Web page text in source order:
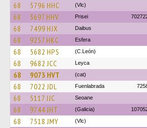
68 5796 HHC (Vlc)
68 3697 HHV Prisei
68 7499 HJX Daibus
68 9257 HKC Esfera
68 5682 HPS (C.León)
68 9682 JCC Leyca
68 9073 HVT (cat)
68 7022 JDL Fuenlabrada
68 5117 JJC Seoane
68 9744 JHT (Galicia)
68 7518 JMY (Vlc)